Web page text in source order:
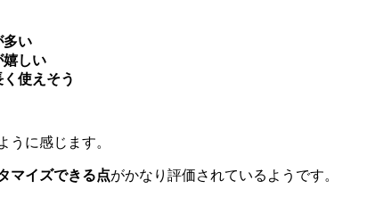
多い
嬉しい
使えそう
うに感じます。
マイズできる点がかなり評価されているようです。